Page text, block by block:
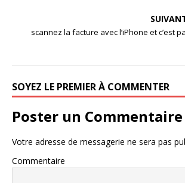
scannez la facture avec l’iPhone et c’est
SOYEZ LE PREMIER À COMMENTER
Poster un Commentaire
Votre adresse de messagerie ne sera pas
Commentaire